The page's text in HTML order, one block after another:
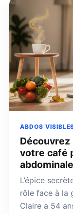
ABDOS
Découvrez
votre café
L’épice
rôle face à la
Claire a 54